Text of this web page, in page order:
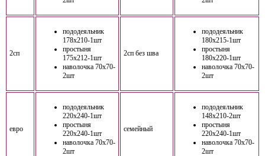
2сп
пододеяльник
178х210-1шт
простыня
175х212-1шт
наволочка 70х70-
2шт
2сп без шва
пододеяльник
180х215-1шт
простыня
180х220-1шт
наволочка 70х70-
2шт
евро
пододеяльник
220х240-1шт
простыня
220х240-1шт
наволочка 70х70-
2шт
семейный
пододеяльник
148х210-2шт
простыня
220х240-1шт
наволочка 70х70-
2шт